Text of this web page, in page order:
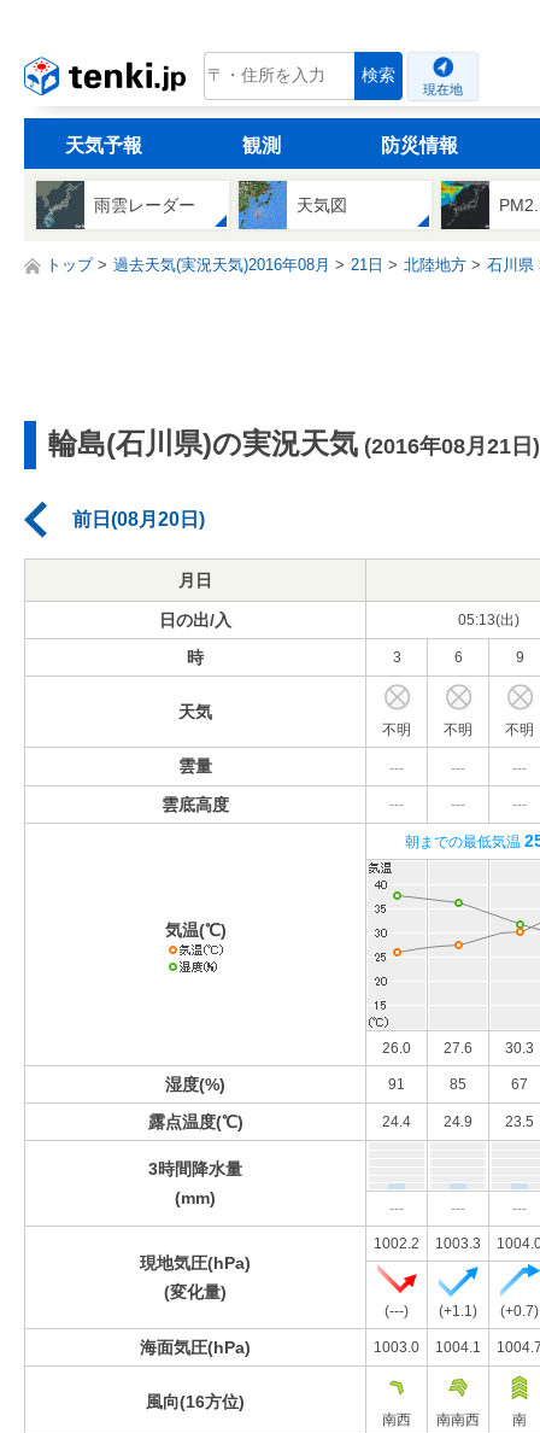
tenki.jp 検索
現在地
天気予報 観測 防災情報
雨雲レーダー 天気図
トップ 過去天気(実況天気)2016年08月 21日 北陸地方 石川県
輪島(石川県)の実況天気 (2016年08月21日)
前日(08月20日)
月日
日の出/入 05:13(出)
時 3 6 9
天気
不明 不明 不明
雲量 --- --- ---
雲底高度 --- --- ---
気温(℃)
朝までの最低気温
26.0 27.6 30.3
湿度(%) 91 85 67
露点温度(℃) 24.4 24.9 23.5
3時間降水量
(mm)
--- --- ---
現地気圧(hPa)
(変化量)
1002.2 1003.3
(---) (+1.1) (+0.7)
海面気圧(hPa) 1003.0 1004.1
風向(16方位)
南西 南南西 南